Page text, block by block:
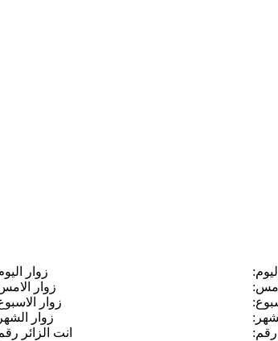
زوار
زوار
زوار
زوار
انت الزائر